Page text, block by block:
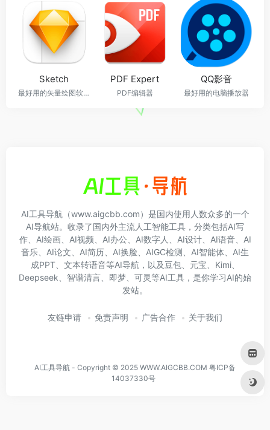
Sketch
最好用的矢量绘图软件
PDF Expert
PDF编辑器
QQ影音
最好用的电脑播放器
AI工具导航（www.aigcbb.com）是国内使用人数众多的一个
AI导航站。收录了国内外主流人工智能工具，分类包括AI写
作、AI绘画、AI视频、AI办公、AI数字人、AI设计、AI语音、AI
音乐、AI论文、AI简历、AI换脸、AIGC检测、AI智能体、AI生
成PPT、文本转语音等AI导航，以及豆包、元宝、Kimi、
Deepseek、智谱清言、即梦、可灵等AI工具，是你学习AI的始
发站。
友链申请 免责声明 广告合作 关于我们
AI工具导航 - Copyright © 2025 WWW.AIGCBB.COM 粤ICP备
14037330号